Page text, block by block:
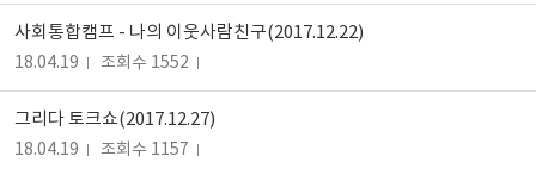
사회통합캠프 - 나의 이웃사람친구(2017.12.22)
18.04.19 조회수 1552
그리다 토크쇼(2017.12.27)
18.04.19 조회수 1157